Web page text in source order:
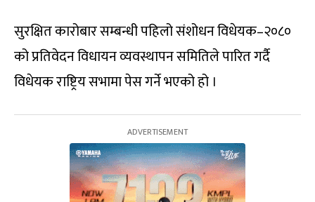
सुरक्षित कारोबार सम्बन्धी पहिलो संशोधन विधेयक–२०८०
को प्रतिवेदन विधायन व्यवस्थापन समितिले पारित गर्दै
विधेयक राष्ट्रिय सभामा पेस गर्ने भएको हो ।